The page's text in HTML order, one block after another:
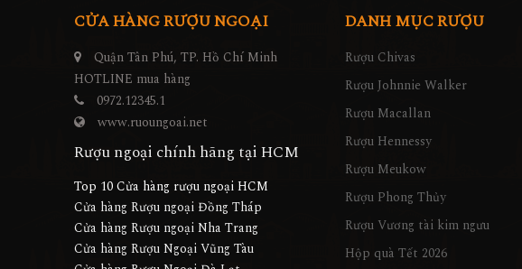
CỬA HÀNG RƯỢU NGOẠI
Quận Tân Phú, TP. Hồ Chí Minh
HOTLINE mua hàng
0972.12345.1
www.ruoungoai.net
Rượu ngoại chính hãng tại HCM
Top 10 Cửa hàng rượu ngoại HCM
Cửa hàng Rượu ngoại Đồng Tháp
Cửa hàng Rượu ngoại Nha Trang
Cửa hàng Rượu Ngoại Vũng Tàu
DANH MỤC RƯỢU
Rượu Chivas
Rượu Johnnie Walker
Rượu Macallan
Rượu Hennessy
Rượu Meukow
Rượu Phong Thủy
Rượu Vương tài kim ngưu
Hộp quà Tết 2026